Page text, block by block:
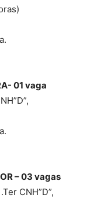
01 vaga
– 03 vagas
CNH”D”,